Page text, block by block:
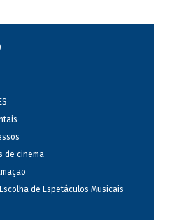
de cinema
de Espetáculos Musicais